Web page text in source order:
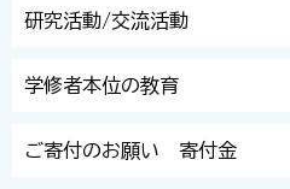
研究活動/交流活動
学修者本位の教育
ご寄付のお願い 寄付金